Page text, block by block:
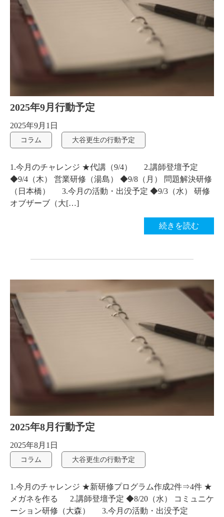
2025年9月行動予定
2025年9月1日
コラム 大谷更生の行動予定
1.今月のチャレンジ ★代講（9/4） 2.講師登壇予定
◆9/4（木） 営業研修（湯島） ◆9/8（月） 問題解決研修
（日本橋） 3.今月の活動・出没予定 ◆9/3（水） 研修
オブザーブ（大[…]
続きを読む
2025年8月行動予定
2025年8月1日
コラム 大谷更生の行動予定
1.今月のチャレンジ ★新研修プログラム作成2件⇒4件 ★
メガネを作る 2.講師登壇予定 ◆8/20（水） コミュニケ
ーション研修（大森） 3.今月の活動・出没予定